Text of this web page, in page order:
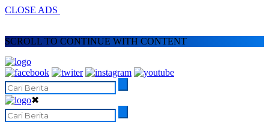
CLOSE ADS
SCROLL TO CONTINUE WITH CONTENT
✖